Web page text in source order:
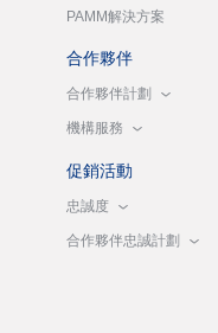
PAMM解決方案
合作夥伴
合作夥伴計劃
機構服務
促銷活動
忠誠度
合作夥伴忠誠計劃